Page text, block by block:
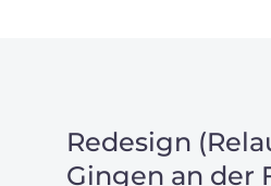
Redesign
Gingen an der